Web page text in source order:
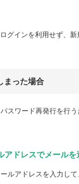
グインを利用せず、
まった場合
スワード再発行を行
アドレスでメールを
ルアドレスを入力し